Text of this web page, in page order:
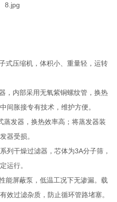
式压缩机，体积小、重量轻，运转
，内部采用无氧紫铜螺纹管，换热
间胀接专有技术，维护方便。
蒸发器，换热效率高；将蒸发器装
器受损。
列干燥过滤器，芯体为3A分子筛，
运行。
能屏蔽泵，低温工况下无渗漏。载
效过滤杂质，防止循环管路堵塞。